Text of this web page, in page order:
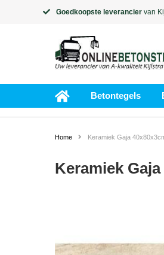
Goedkoopste leverancier van
Betontegels
Home Keramiek Gaja
Keramiek